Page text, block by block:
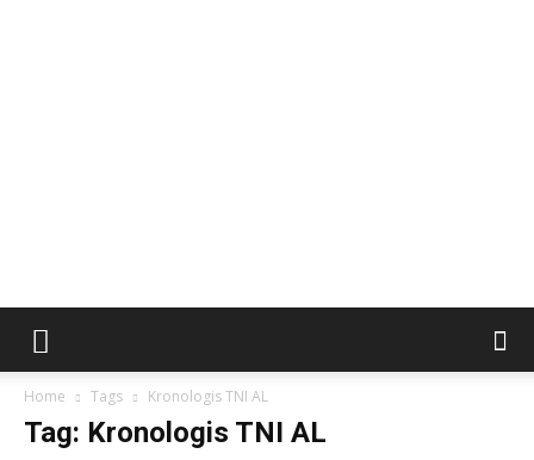
Home Tags Kronologis TNI AL
Tag: Kronologis TNI AL